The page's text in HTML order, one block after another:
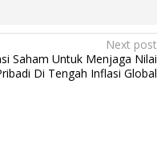
Next post
Saham Untuk Menjaga Nilai
Di Tengah Inflasi Global